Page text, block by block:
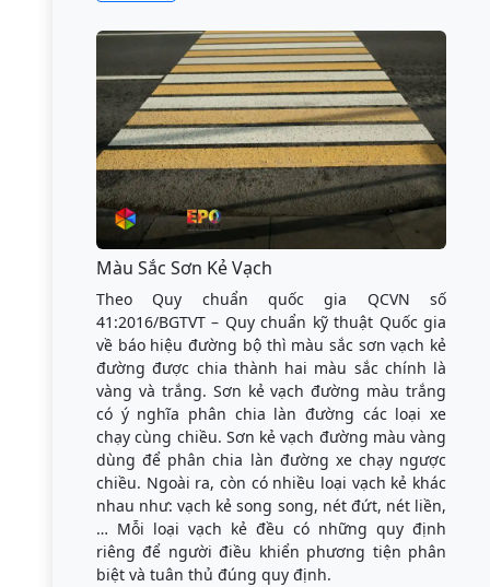
Màu Sắc Sơn Kẻ Vạch
Theo Quy chuẩn quốc gia QCVN số
41:2016/BGTVT – Quy chuẩn kỹ thuật Quốc gia
về báo hiệu đường bộ thì màu sắc sơn vạch kẻ
đường được chia thành hai màu sắc chính là
vàng và trắng. Sơn kẻ vạch đường màu trắng
có ý nghĩa phân chia làn đường các loại xe
chạy cùng chiều. Sơn kẻ vạch đường màu vàng
dùng để phân chia làn đường xe chạy ngược
chiều. Ngoài ra, còn có nhiều loại vạch kẻ khác
nhau như: vạch kẻ song song, nét đứt, nét liền,
… Mỗi loại vạch kẻ đều có những quy định
riêng để người điều khiển phương tiện phân
biệt và tuân thủ đúng quy định.